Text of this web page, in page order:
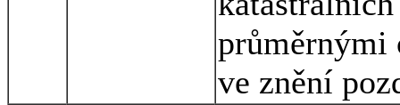
průměrnými
ve znění